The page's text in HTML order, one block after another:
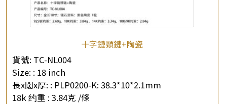
十字鏈頸鏈+陶瓷
貨號: TC-NL004
Size: : 18 inch
長x闊x厚: : PLP0200-K: 38.3*10*2.1mm
18k 约重 : 3.84克 /條